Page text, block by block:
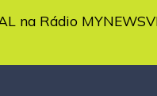
na Rádio